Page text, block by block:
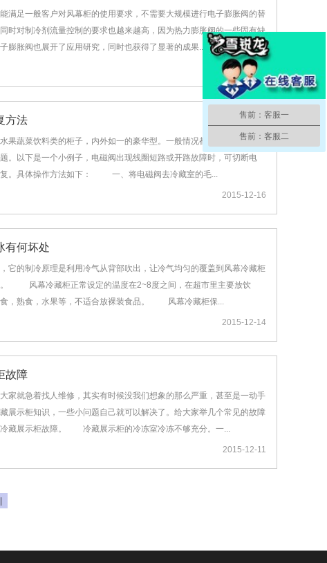
满足一般客户对风幕柜的使用要求，不需要大规模进行电子膨胀阀的替
时对制冷剂流量控制的要求也越来越高，因为热力膨胀阀的一些固有缺
膨胀阀也展开了应用研究，同时也获得了显著的成果...
2015-12-21
方法
蔬菜饮料类的柜子，内外如一的豪华型。一般情况都不会出现故障问
。以下是一个小例子，电磁阀出现线圈短路或开路故障时，可切断电
复。具体操作方法如下： 一、将电磁阀去冷藏室的毛...
2015-12-16
有何坏处
它的制冷原理是利用冷气从背部吹出，让冷气均匀的覆盖到风幕冷藏柜
。 风幕冷藏柜正常设定的温度在2~8度之间，在超市里主要放饮
食，熟食，水果等，不适合放裸装食品。 风幕冷藏柜保...
2015-12-14
故障
就急着找人维修，其实有时候没我们想象的那么严重，甚至是一动手
展示柜知识，一些小问题自己就可以解决了。给大家举几个常见的故障
冷藏展示柜故障。 冷藏展示柜的冷冻室冷冻不够充分。一...
2015-12-11
售前：客服一
售前：客服二